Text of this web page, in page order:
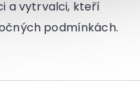
a vytrvalci, kteří
podmínkách.